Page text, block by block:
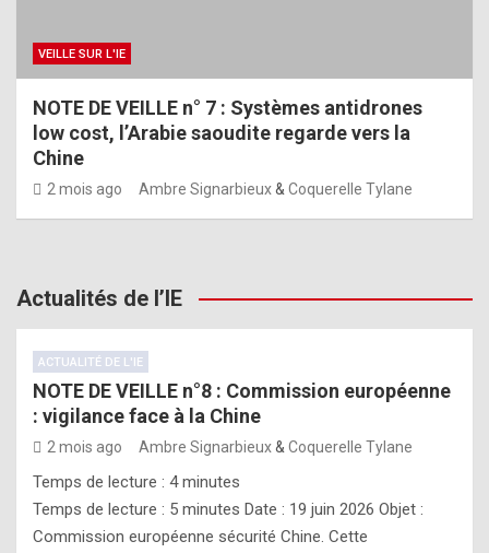
VEILLE SUR L'IE
NOTE DE VEILLE n° 7 : Systèmes antidrones
low cost, l’Arabie saoudite regarde vers la
Chine
2 mois ago Ambre Signarbieux& Coquerelle Tylane
Actualités de l’IE
ACTUALITÉ DE L'IE
NOTE DE VEILLE n°8 : Commission européenne
: vigilance face à la Chine
2 mois ago Ambre Signarbieux& Coquerelle Tylane
Temps de lecture : 4 minutes
Temps de lecture : 5 minutes Date : 19 juin 2026 Objet :
Commission européenne sécurité Chine. Cette